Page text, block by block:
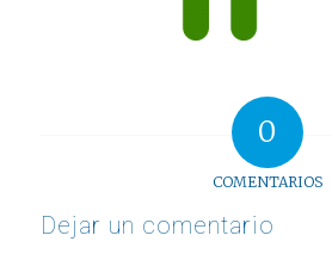
0
COMENTARIOS
Dejar un comentario